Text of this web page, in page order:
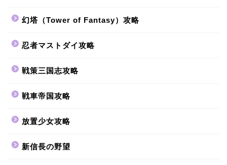
幻塔（Tower of Fantasy）攻略
忍者マストダイ攻略
戦策三国志攻略
戦車帝国攻略
放置少女攻略
新信長の野望